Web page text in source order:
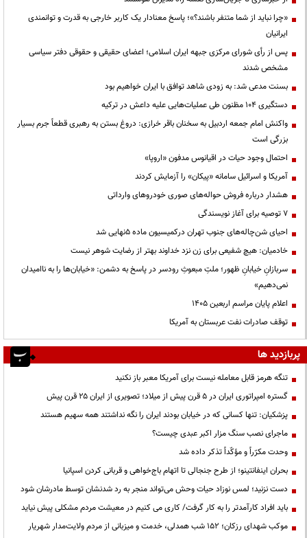
«چرا نباید از شما متنفر باشند؟»؛ پاسخ معنادار یک کاربر خارجی به قدرت و توانمندی
ایرانیان
پس از رأی شورای مرکزی جبهه ایران اسلامی؛ اعضای حقیقی و حقوقی دفتر سیاسی
مشخص شدند
بسنت مدعی شد: به زودی شاهد توافق با ایران خواهیم بود
دستگیری ۱۰۴ مظنون طی عملیات‌هایی علیه داعش در ترکیه
واکنش امام جمعه اردبیل به سخنان باقر خرازی: دروغ بستن به رهبری قطعاً جرم بسیار
بزرگی است
احتمال وجود حیات در اقیانوس مدفون «اروپا»
آمریکا و اسرائیل سامانه «پیکان» را آزمایش کردند
هشدار درباره فروش حواله‌های صوری خودروهای وارداتی
۷ توصیه برای آغاز نویسندگی
احیای شن‌چاله‌های جنوب تهران درکمیسیون ماده ۵نهایی شد
خادمیان: هیچ شفیعی برای زن نزد خداوند بهتر از رضایت شوهر نیست
سربازانِ خیابانِ ظهور؛ ملتِ مبعوثِ رودسر در پاسخ به دشمن: «خیابان‌ها را به ناامیدان
نمی‌دهیم»
اعلام پایان مراسم اربعین ۱۴۰۵
توقف صادرات نفت عربستان به آمریکا
پربازدید ها
تنگه هرمز قابل معامله نیست برای آمریکا معبر باز نکنید
گستره امپراتوری ایران در ۵ قرن پیش از میلاد؛ تصویری از ایران ۲۵ قرن پیش
پزشکیان: تنها کسانی که در خیابان بودند ایران را نگه نداشتند همه سهیم هستند
ماجرای نصب سنگ مزار اکبر عبدی چیست؟
وحدت مکرّراً و مؤکّداً تذکر داده شد
بحران اینفانتینو؛ از طرح جنجالی تا اتهام باج‌خواهی و قربانی کردن اسپانیا
دست نزنید؛ لمس نوزاد حیات وحش می‌تواند منجر به رد شدنشان توسط مادرشان شود
باید افراد کارآمدتر را به کار گرفت/ کاری می کنیم در معیشت مردم مشکلی پیش نیاید
موکب شهدای رزکان؛ ۱۵۲ شب همدلی، خدمت و میزبانی از مردم ولایت‌مدار شهریار